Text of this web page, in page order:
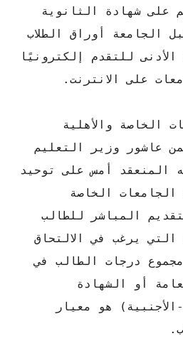
على شهادة الثانوية
الجامعة أوراق الطلاب
للتقدم إلكترونيًا
على الانترنت.
الخاصة والأهلية
عاشور وزير التعليم
المنعقد أمس على توحيد
الخاصة
المباشر للطالب
التي يرغب في الالتحاق
درجات الطالب في
أو الشهادة
هو معيار